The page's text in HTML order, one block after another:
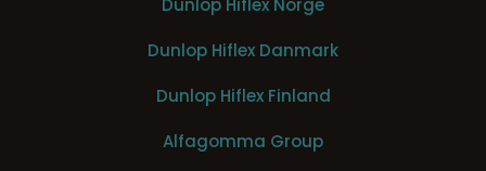
Dunlop Hiflex Danmark
Dunlop Hiflex Finland
Alfagomma Group